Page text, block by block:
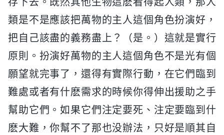
類是不是應該把萬物的主人這個角色扮演好，
把自己該盡的義務盡上？（是。）這就是實行
原則。扮演好萬物的主人這個角色不是光有個
願望就完事了，還得有實際行動，在它們臨到
難處或者有什麽需求的時候你得伸出援助之手
幫助它們。如果它們注定要死、注定要臨到什
麽大難，你幫不了那也没辦法，只好是順其自